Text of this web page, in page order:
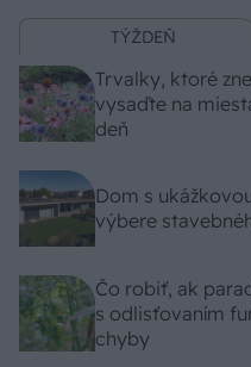
TÝŽDEŇ
Trvalky, ktoré
vysaďte na
deň
Dom s
výbere
Čo robiť, ak
s odlisťovaním
chyby